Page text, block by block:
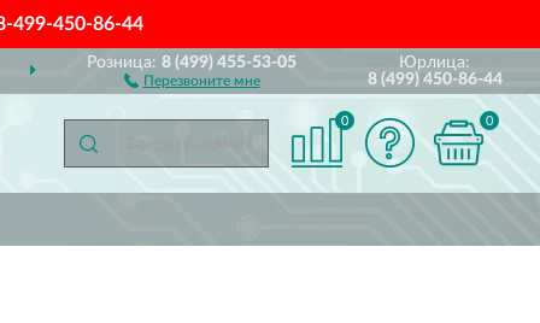
499-450-86-44
ДОСТАВИМ ПО ВСЕЙ РОССИИ
Розница:8 (499) 455-53-05
Перезвоните мне
Юрлица:
8 (499) 450-86-44
0 0